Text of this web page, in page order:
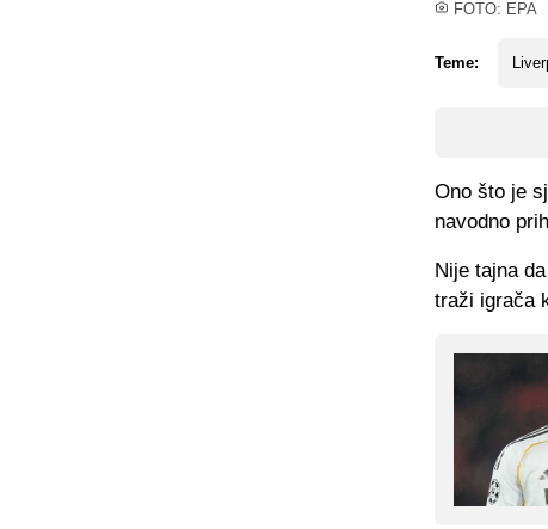
FOTO: EPA
Teme:
Ono što je
navodno
Nije tajna
traži igrača